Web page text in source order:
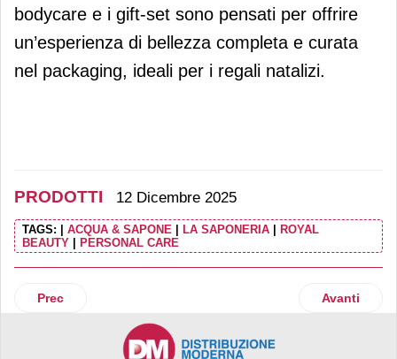
bodycare e i gift-set sono pensati per offrire
un’esperienza di bellezza completa e curata
nel packaging, ideali per i regali natalizi.
PRODOTTI 12 Dicembre 2025
TAGS: ACQUA & SAPONE LA SAPONERIA
ROYAL
BEAUTY
PERSONAL CARE
Articolo precedente: Fumagalli innova con i Bioaffettati in
Prec Articolo
Avanti